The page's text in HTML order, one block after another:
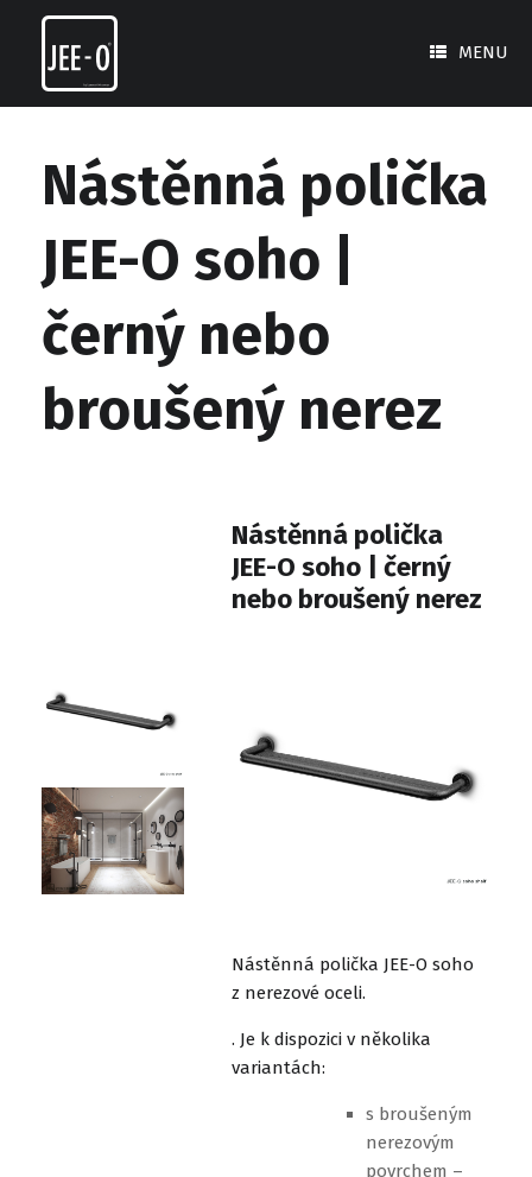
content
MENU
Nástěnná polička
JEE-O soho |
černý nebo
broušený nerez
Nástěnná polička
JEE-O soho | černý
nebo broušený nerez
Nástěnná polička JEE-O soho
z nerezové oceli.
. Je k dispozici v několika
variantách:
s broušeným
nerezovým
povrchem –